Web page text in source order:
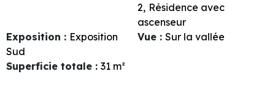
2 Résidence avec
ascenseur
Exposition : Exposition
Sud
Vue : Sur la vallée
Superficie totale : 31 m²